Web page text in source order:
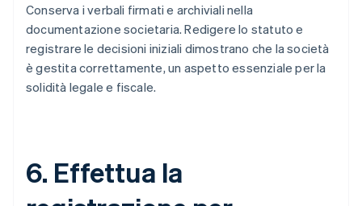
Conserva i verbali firmati e archiviali nella
documentazione societaria. Redigere lo statuto e
registrare le decisioni iniziali dimostrano che la società
è gestita correttamente, un aspetto essenziale per la
solidità legale e fiscale.
6. Effettua la